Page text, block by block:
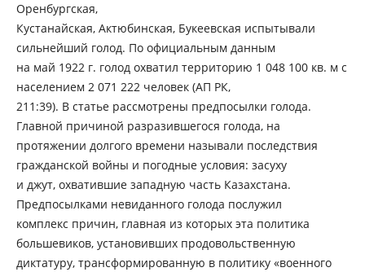
Оренбургская,
Кустанайская, Актюбинская, Букеевская испытывали
сильнейший голод. По официальным данным
на май 1922 г. голод охватил территорию 1 048 100 кв. м с
населением 2 071 222 человек (АП РК,
211:39). В статье рассмотрены предпосылки голода.
Главной причиной разразившегося голода, на
протяжении долгого времени называли последствия
гражданской войны и погодные условия: засуху
и джут, охватившие западную часть Казахстана.
Предпосылками невиданного голода послужил
комплекс причин, главная из которых эта политика
большевиков, установивших продовольственную
диктатуру, трансформированную в политику «военного